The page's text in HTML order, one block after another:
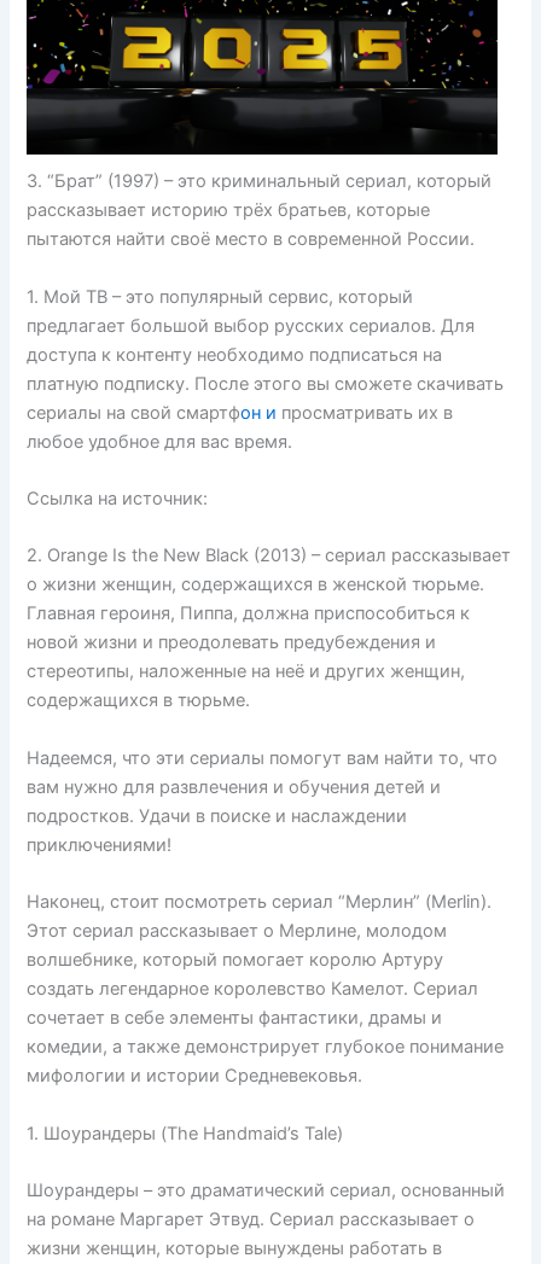
3. “Брат” (1997) – это криминальный сериал, который
рассказывает историю трёх братьев, которые
пытаются найти своё место в современной России.
1. Мой ТВ – это популярный сервис, который
предлагает большой выбор русских сериалов. Для
доступа к контенту необходимо подписаться на
платную подписку. После этого вы сможете скачивать
сериалы на свой смартфон и просматривать их в
любое удобное для вас время.
Ссылка на источник:
2. Orange Is the New Black (2013) – сериал рассказывает
о жизни женщин, содержащихся в женской тюрьме.
Главная героиня, Пиппа, должна приспособиться к
новой жизни и преодолевать предубеждения и
стереотипы, наложенные на неё и других женщин,
содержащихся в тюрьме.
Надеемся, что эти сериалы помогут вам найти то, что
вам нужно для развлечения и обучения детей и
подростков. Удачи в поиске и наслаждении
приключениями!
Наконец, стоит посмотреть сериал “Мерлин” (Merlin).
Этот сериал рассказывает о Мерлине, молодом
волшебнике, который помогает королю Артуру
создать легендарное королевство Камелот. Сериал
сочетает в себе элементы фантастики, драмы и
комедии, а также демонстрирует глубокое понимание
мифологии и истории Средневековья.
1. Шоурандеры (The Handmaid’s Tale)
Шоурандеры – это драматический сериал, основанный
на романе Маргарет Этвуд. Сериал рассказывает о
жизни женщин, которые вынуждены работать в